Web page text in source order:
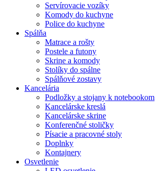
Servírovacie vozíky
Komody do kuchyne
Police do kuchyne
Spálňa
Matrace a rošty
Postele a futony
Skrine a komody
Stolíky do spálne
Spálňové zostavy
Kancelária
Podložky a stojany k notebookom
Kancelárske kreslá
Kancelárske skrine
Konferenčné stoličky
Písacie a pracovné stoly
Doplnky
Kontajnery
Osvetlenie